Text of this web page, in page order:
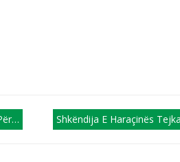
Shkëndija E Haraçinës Tejkalon Shifrën